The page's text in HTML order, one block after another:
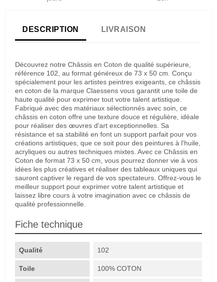
DESCRIPTION LIVRAISON
Découvrez notre Châssis en Coton de qualité supérieure,
référence 102, au format généreux de 73 x 50 cm. Conçu
spécialement pour les artistes peintres exigeants, ce châssis
en coton de la marque Claessens vous garantit une toile de
haute qualité pour exprimer tout votre talent artistique.
Fabriqué avec des matériaux sélectionnés avec soin, ce
châssis en coton offre une texture douce et régulière, idéale
pour réaliser des œuvres d'art exceptionnelles. Sa
résistance et sa stabilité en font un support parfait pour vos
créations artistiques, que ce soit pour des peintures à l'huile,
acryliques ou autres techniques mixtes. Avec ce Châssis en
Coton de format 73 x 50 cm, vous pourrez donner vie à vos
idées les plus créatives et réaliser des tableaux uniques qui
sauront captiver le regard de vos spectateurs. Offrez-vous le
meilleur support pour exprimer votre talent artistique et
laissez libre cours à votre imagination avec ce châssis de
qualité professionnelle.
Fiche technique
Qualité 102
Toile 100% COTON